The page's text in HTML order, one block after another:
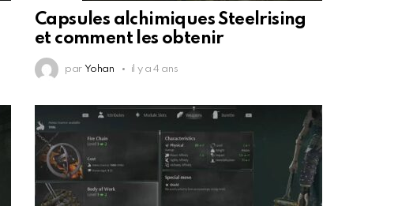
Capsules alchimiques Steelrising
et comment les obtenir
par Yohan il y a 4 ans